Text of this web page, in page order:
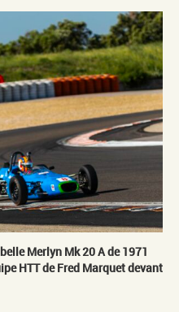
Merlyn Mk 20 A de 1971
HTT de Fred Marquet devant